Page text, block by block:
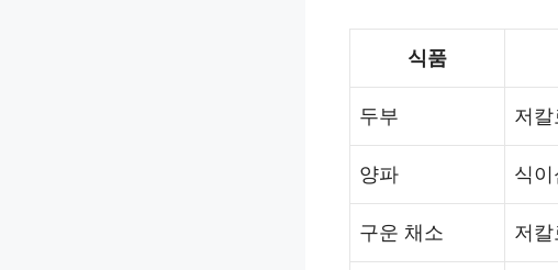
식품
두부 저
양파 식
구운 채소 저